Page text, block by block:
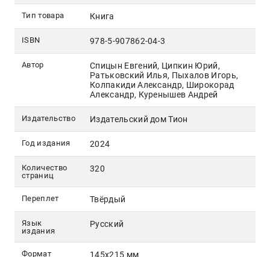
Тип товара Книга
ISBN 978-5-907862-04-3
Автор
Спицын Евгений, Ципкин Юрий,
Ратьковский Илья, Пыхалов Игорь,
Колпакиди Александр, Широкорад
Александр, Куренышев Андрей
Издательство Издательский дом Тион
Год издания 2024
Количество
страниц
320
Переплет Твёрдый
Язык
издания
Русский
Формат 145х215 мм